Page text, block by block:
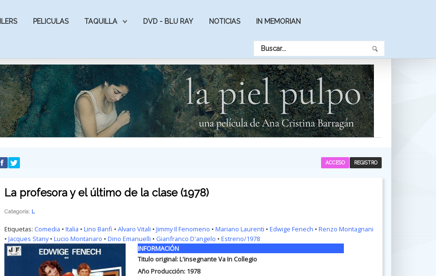
PELICULAS TAQUILLA DVD - BLU RAY NOTICIAS IN MEMORIAN
REGISTRO
ACCESO
La profesora y el último de la clase (1978)
Categoría: L
Etiquetas: Comedia • Italia • Lino Banfi • Alvaro Vitali • Jimmy Il Fenomeno • Mariano Laurenti • Edwige Fenech • Renzo Montagnani
• Jacques Stany• Lucio Montanaro • Dino Emanuelli • Gianfranco D'angelo • Estreno/1978
INFORMACIÓN
Titulo original:L'insegnante Va In Collegio
Año Producción: 1978